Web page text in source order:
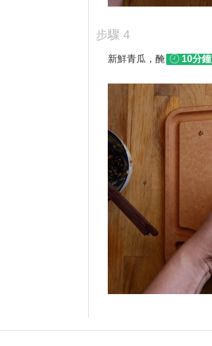
4
新鮮青瓜，醃 10分鐘